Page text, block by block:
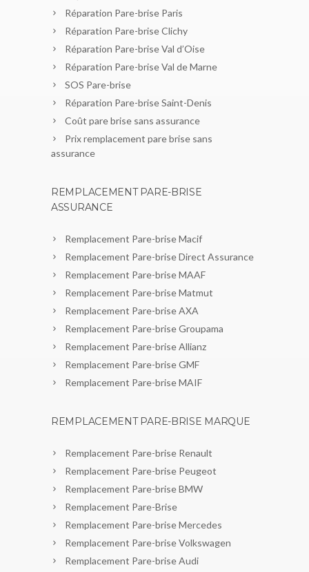
Réparation Pare-brise Paris
Réparation Pare-brise Clichy
Réparation Pare-brise Val d’Oise
Réparation Pare-brise Val de Marne
SOS Pare-brise
Réparation Pare-brise Saint-Denis
Coût pare brise sans assurance
Prix remplacement pare brise sans
assurance
REMPLACEMENT PARE-BRISE
ASSURANCE
Remplacement Pare-brise Macif
Remplacement Pare-brise Direct Assurance
Remplacement Pare-brise MAAF
Remplacement Pare-brise Matmut
Remplacement Pare-brise AXA
Remplacement Pare-brise Groupama
Remplacement Pare-brise Allianz
Remplacement Pare-brise GMF
Remplacement Pare-brise MAIF
REMPLACEMENT PARE-BRISE MARQUE
Remplacement Pare-brise Renault
Remplacement Pare-brise Peugeot
Remplacement Pare-brise BMW
Remplacement Pare-Brise
Remplacement Pare-brise Mercedes
Remplacement Pare-brise Volkswagen
Remplacement Pare-brise Audi